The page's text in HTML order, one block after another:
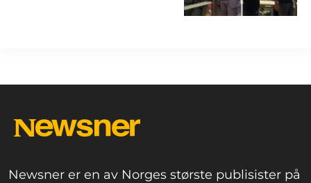
Newsner er en av Norges største publisister på